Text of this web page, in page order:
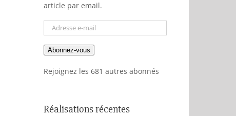
article par email.
Adresse
mail
Abonnez-vous
Rejoignez les 681 autres abonnés
Réalisations récentes